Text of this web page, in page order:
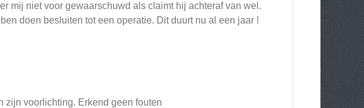
mij niet voor gewaarschuwd als claimt hij achteraf van wel.
doen besluiten tot een operatie. Dit duurt nu al een jaar !
zijn voorlichting. Erkend geen fouten